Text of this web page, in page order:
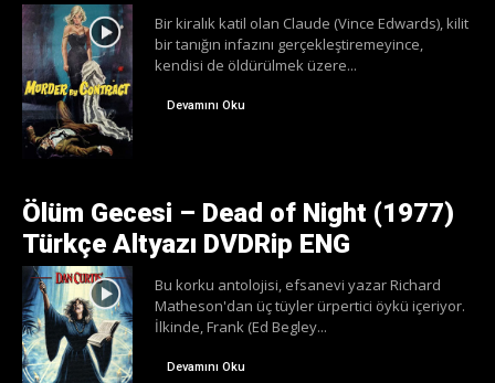
Bir kiralık katil olan Claude (Vince Edwards), kilit
bir tanığın infazını gerçekleştiremeyince,
kendisi de öldürülmek üzere...
Devamını Oku
Ölüm Gecesi – Dead of Night (1977)
Türkçe Altyazı DVDRip ENG
Bu korku antolojisi, efsanevi yazar Richard
Matheson'dan üç tüyler ürpertici öykü içeriyor.
İlkinde, Frank (Ed Begley...
Devamını Oku